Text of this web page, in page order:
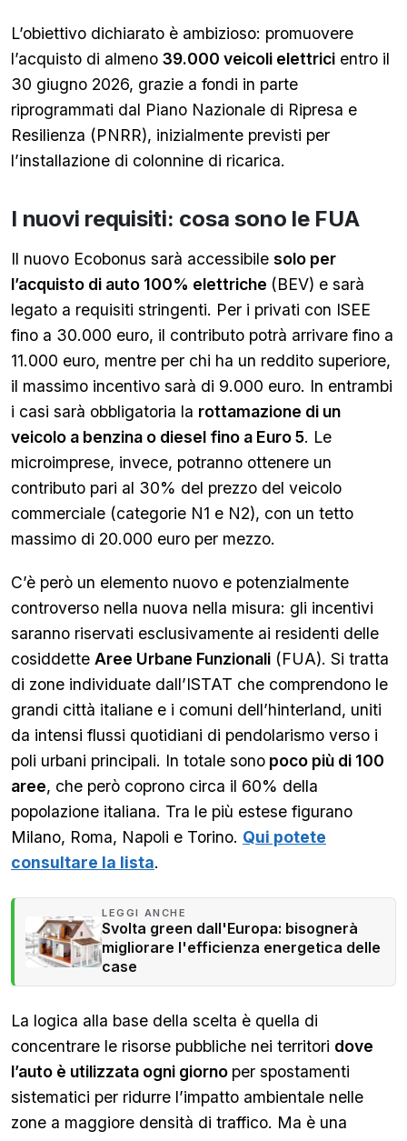
L’obiettivo dichiarato è ambizioso: promuovere
l’acquisto di almeno 39.000 veicoli elettrici entro il
30 giugno 2026, grazie a fondi in parte
riprogrammati dal Piano Nazionale di Ripresa e
Resilienza (PNRR), inizialmente previsti per
l’installazione di colonnine di ricarica.
I nuovi requisiti: cosa sono le FUA
Il nuovo Ecobonus sarà accessibile solo per
l’acquisto di auto 100% elettriche (BEV) e sarà
legato a requisiti stringenti. Per i privati con ISEE
fino a 30.000 euro, il contributo potrà arrivare fino a
11.000 euro, mentre per chi ha un reddito superiore,
il massimo incentivo sarà di 9.000 euro. In entrambi
i casi sarà obbligatoria la rottamazione di un
veicolo a benzina o diesel fino a Euro 5. Le
microimprese, invece, potranno ottenere un
contributo pari al 30% del prezzo del veicolo
commerciale (categorie N1 e N2), con un tetto
massimo di 20.000 euro per mezzo.
C’è però un elemento nuovo e potenzialmente
controverso nella nuova nella misura: gli incentivi
saranno riservati esclusivamente ai residenti delle
cosiddette Aree Urbane Funzionali (FUA). Si tratta
di zone individuate dall’ISTAT che comprendono le
grandi città italiane e i comuni dell’hinterland, uniti
da intensi flussi quotidiani di pendolarismo verso i
poli urbani principali. In totale sono poco più di 100
aree, che però coprono circa il 60% della
popolazione italiana. Tra le più estese figurano
Milano, Roma, Napoli e Torino. Qui potete
consultare la lista.
LEGGI ANCHE
Svolta green dall'Europa: bisognerà
migliorare l'efficienza energetica delle
case
La logica alla base della scelta è quella di
concentrare le risorse pubbliche nei territori dove
l’auto è utilizzata ogni giorno per spostamenti
sistematici per ridurre l’impatto ambientale nelle
zone a maggiore densità di traffico. Ma è una